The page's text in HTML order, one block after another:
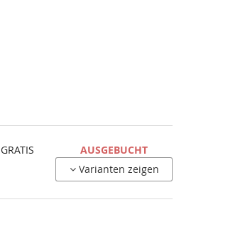
GRATIS
AUSGEBUCHT
Varianten zeigen